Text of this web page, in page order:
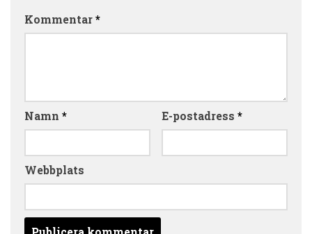
Kommentar*
Namn * E-postadress *
Webbplats